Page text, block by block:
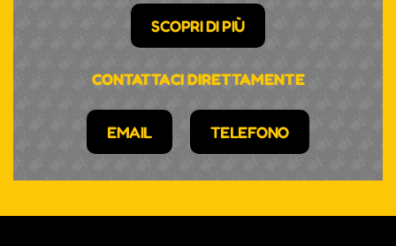
SCOPRI DI PIÙ
CONTATTACI DIRETTAMENTE
EMAIL TELEFONO